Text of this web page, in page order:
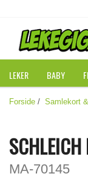
LEKER BABY
Forside / Samlekort
MA-70145